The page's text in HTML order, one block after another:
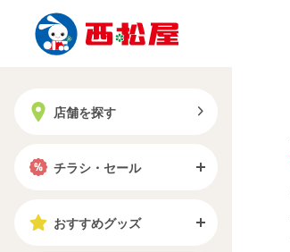
店舗を探す
チラシ・セール
おすすめグッズ